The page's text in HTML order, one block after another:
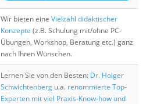
Wir bieten eine Vielzahl didaktischer
Konzepte (z.B. Schulung mit/ohne PC-
Übungen, Workshop, Beratung etc.) ganz
nach Ihren Wünschen.
Lernen Sie von den Besten: Dr. Holger
Schwichtenberg u.a. renommierte Top-
Experten mit viel Praxis-Know-how und